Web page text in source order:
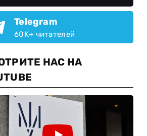
Telegram
60K+ читателей
НАС НА